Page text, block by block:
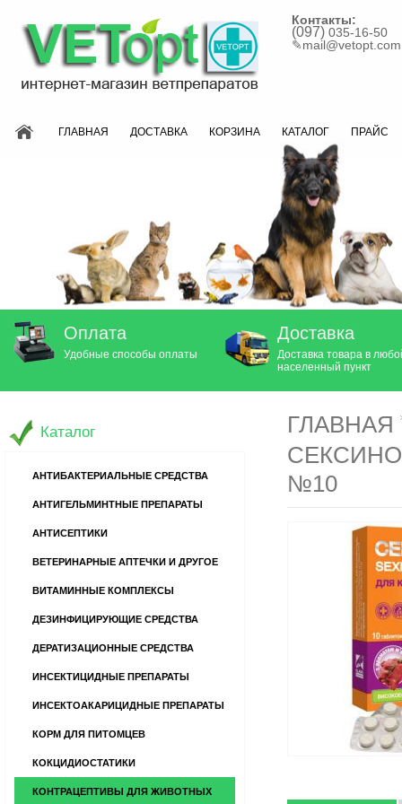
Контакты:
(097) 035-16-50
✎mail@vetopt.com
ГЛАВНАЯ ДОСТАВКА КОРЗИНА КАТАЛОГ ПРАЙС
Оплата
Удобные способы оплаты
Доставка
Доставка товара в
населенный пункт
ГЛАВНАЯ
№10
Каталог
АНТИБАКТЕРИАЛЬНЫЕ СРЕДСТВА
АНТИГЕЛЬМИНТНЫЕ ПРЕПАРАТЫ
АНТИСЕПТИКИ
ВЕТЕРИНАРНЫЕ АПТЕЧКИ И ДРУГОЕ
ВИТАМИННЫЕ КОМПЛЕКСЫ
ДЕЗИНФИЦИРУЮЩИЕ СРЕДСТВА
ДЕРАТИЗАЦИОННЫЕ СРЕДСТВА
ИНСЕКТИЦИДНЫЕ ПРЕПАРАТЫ
ИНСЕКТОАКАРИЦИДНЫЕ ПРЕПАРАТЫ
КОРМ ДЛЯ ПИТОМЦЕВ
КОКЦИДИОСТАТИКИ
КОНТРАЦЕПТИВЫ ДЛЯ ЖИВОТНЫХ